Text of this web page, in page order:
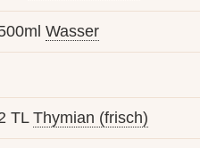
Wasser
TL Thymian (frisch)